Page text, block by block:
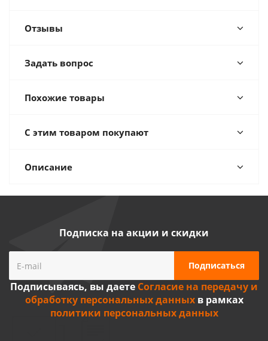
Отзывы
Задать вопрос
Похожие товары
С этим товаром покупают
Описание
Подписка на акции и скидки
Подписываясь, вы даете Согласие на передачу и
обработку персональных данныхв рамках
политики персональных данных